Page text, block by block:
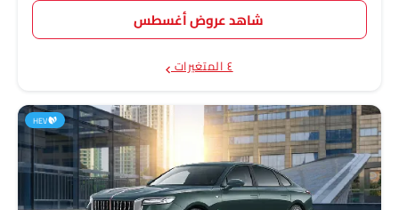
شاهد عروض أغسطس
٤ المتغيرات
HEV